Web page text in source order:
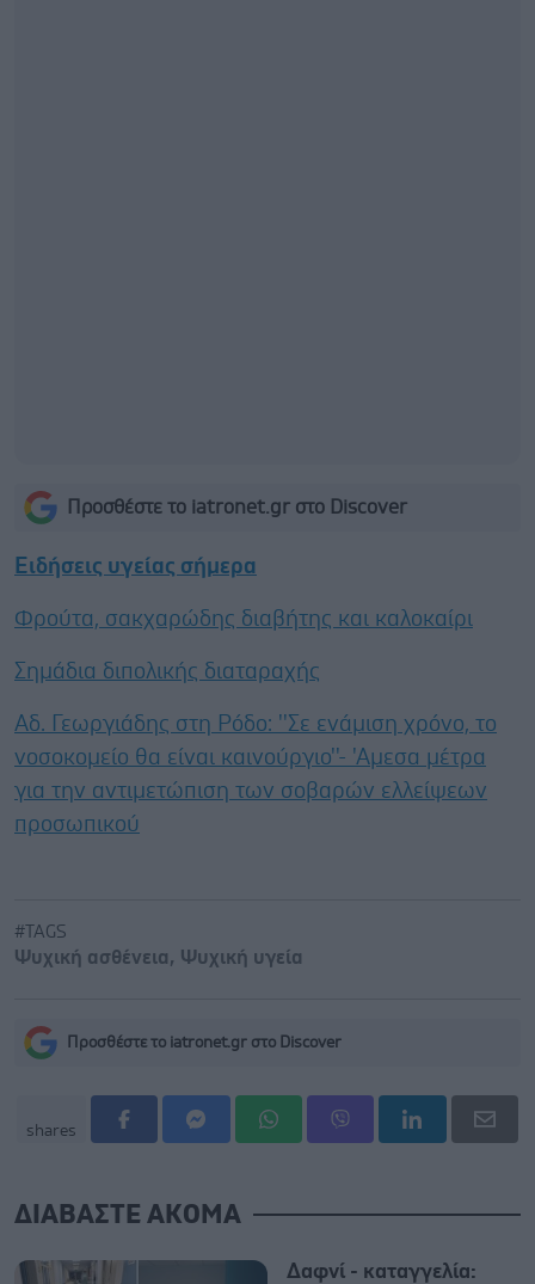
Προσθέστε το iatronet.gr στο Discover
Ειδήσεις υγείας σήμερα
Φρούτα, σακχαρώδης διαβήτης και καλοκαίρι
Σημάδια διπολικής διαταραχής
Αδ. Γεωργιάδης στη Ρόδο: ''Σε ενάμιση χρόνο, το
νοσοκομείο θα είναι καινούργιο''- 'Αμεσα μέτρα
για την αντιμετώπιση των σοβαρών ελλείψεων
προσωπικού
#TAGS
Ψυχική ασθένεια, Ψυχική υγεία
Προσθέστε το iatronet.gr στο Discover
shares
ΔΙΑΒΑΣΤΕ ΑΚΟΜΑ
Δαφνί - καταγγελία: